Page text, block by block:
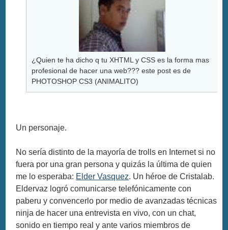
¿Quien te ha dicho q tu XHTML y CSS es la forma mas
profesional de hacer una web??? este post es de
PHOTOSHOP CS3 (ANIMALITO)
Un personaje.
No sería distinto de la mayoría de trolls en Internet si no
fuera por una gran persona y quizás la última de quien
me lo esperaba: Elder Vasquez. Un héroe de Cristalab.
Eldervaz logró comunicarse telefónicamente con
paberu y convencerlo por medio de avanzadas técnicas
ninja de hacer una entrevista en vivo, con un chat,
sonido en tiempo real y ante varios miembros de